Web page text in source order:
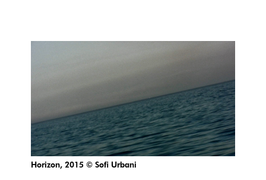
Horizon, 2015 © Sofi Urbani